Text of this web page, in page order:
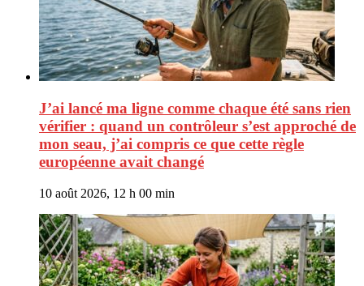
J’ai lancé ma ligne comme chaque été sans rien
vérifier : quand un contrôleur s’est approché de
mon seau, j’ai compris ce que cette règle
européenne avait changé
10 août 2026, 12 h 00 min